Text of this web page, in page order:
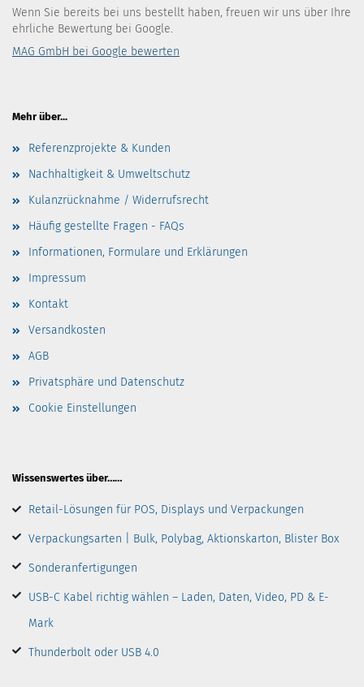
Wenn Sie bereits bei uns bestellt haben, freuen wir uns über Ihre
ehrliche Bewertung bei Google.
MAG GmbH bei Google bewerten
Mehr über...
Referenzprojekte & Kunden
Nachhaltigkeit & Umweltschutz
Kulanzrücknahme / Widerrufsrecht
Häufig gestellte Fragen - FAQs
Informationen, Formulare und Erklärungen
Impressum
Kontakt
Versandkosten
AGB
Privatsphäre und Datenschutz
Cookie Einstellungen
Wissenswertes über……
Retail-Lösungen für POS, Displays und Verpackungen
Verpackungsarten | Bulk, Polybag, Aktionskarton, Blister Box
Sonderanfertigungen
USB-C Kabel richtig wählen – Laden, Daten, Video, PD & E-
Mark
Thunderbolt oder USB 4.0